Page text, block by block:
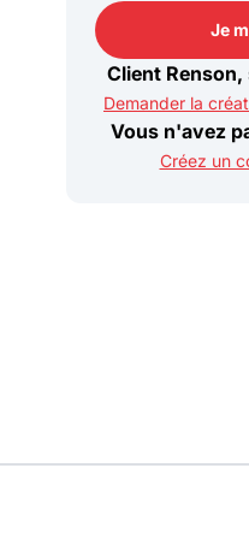
Je
Client Renson,
Demander la
Vous n'avez
Créez un